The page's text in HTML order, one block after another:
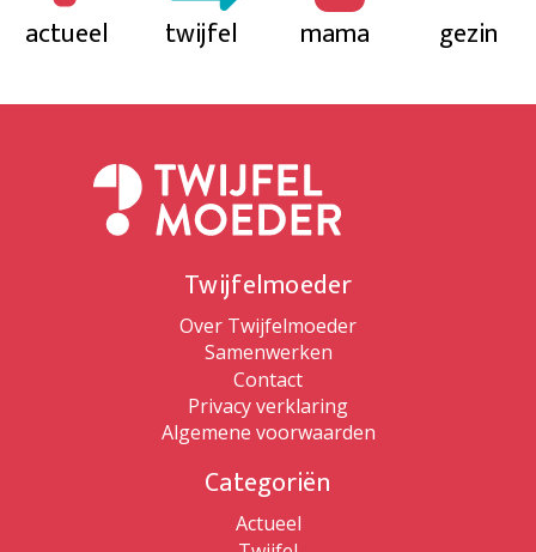
actueel twijfel mama gezin
Twijfelmoeder
Over Twijfelmoeder
Samenwerken
Contact
Privacy verklaring
Algemene voorwaarden
Categoriën
Actueel